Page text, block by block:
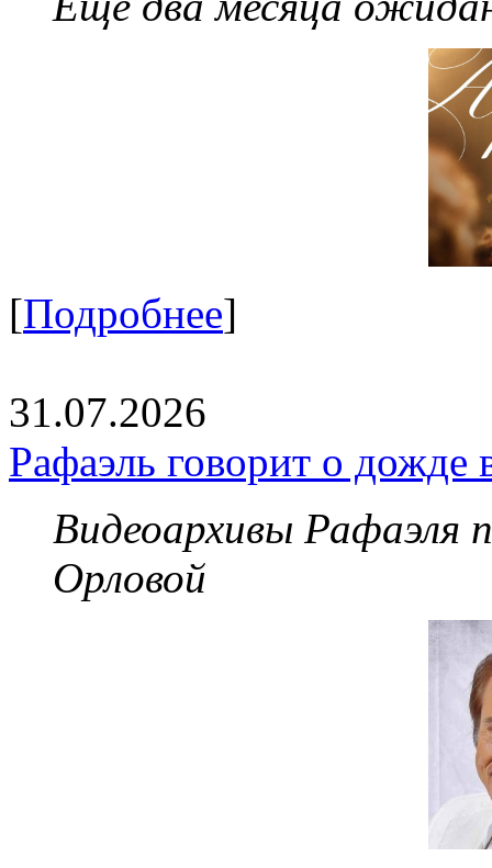
[Подробнее]
31.07.2026
Рафаэль говорит о дожде
Видеоархивы Рафаэля
Орловой